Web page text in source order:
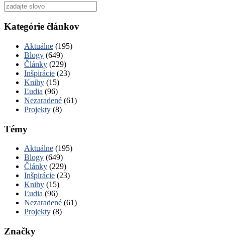
Vyhľadať
pre:
Kategórie článkov
Aktuálne (195)
Blogy (649)
Články (229)
Inšpirácie (23)
Knihy (15)
Ľudia (96)
Nezaradené (61)
Projekty (8)
Témy
Aktuálne (195)
Blogy (649)
Články (229)
Inšpirácie (23)
Knihy (15)
Ľudia (96)
Nezaradené (61)
Projekty (8)
Značky